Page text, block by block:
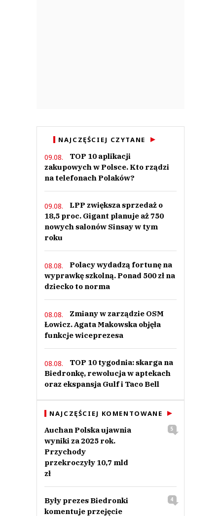
NAJCZĘŚCIEJ CZYTANE
09.08.
TOP 10 aplikacji
zakupowych w Polsce. Kto rządzi
na telefonach Polaków?
09.08.
LPP zwiększa sprzedaż o
18,5 proc. Gigant planuje aż 750
nowych salonów Sinsay w tym
roku
08.08.
Polacy wydadzą fortunę na
wyprawkę szkolną. Ponad 500 zł na
dziecko to norma
08.08.
Zmiany w zarządzie OSM
Łowicz. Agata Makowska objęła
funkcje wiceprezesa
08.08.
TOP 10 tygodnia: skarga na
Biedronkę, rewolucja w aptekach
oraz ekspansja Gulf i Taco Bell
NAJCZĘŚCIEJ KOMENTOWANE
Auchan Polska ujawnia
wyniki za 2025 rok.
Przychody
przekroczyły 10,7 mld
zł
5
Były prezes Biedronki
komentuje przejęcie
4